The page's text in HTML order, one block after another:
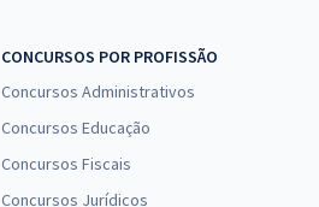
CONCURSOS POR PROFISSÃO
Concursos Administrativos
Concursos Educação
Concursos Fiscais
Concursos Jurídicos